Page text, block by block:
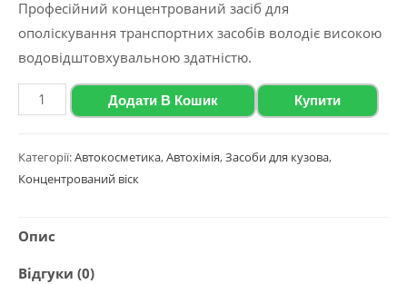
Професійний концентрований засіб для
ополіскування транспортних засобів володіє високою
водовідштовхувальною здатністю.
Віск
з
дині
Polychrom
"Melon
Wax",
Додати В Кошик Купити
Категорії:Автокосметика,Автохімія,Засоби для кузова,
Концентрований віск
Опис
Відгуки (0)